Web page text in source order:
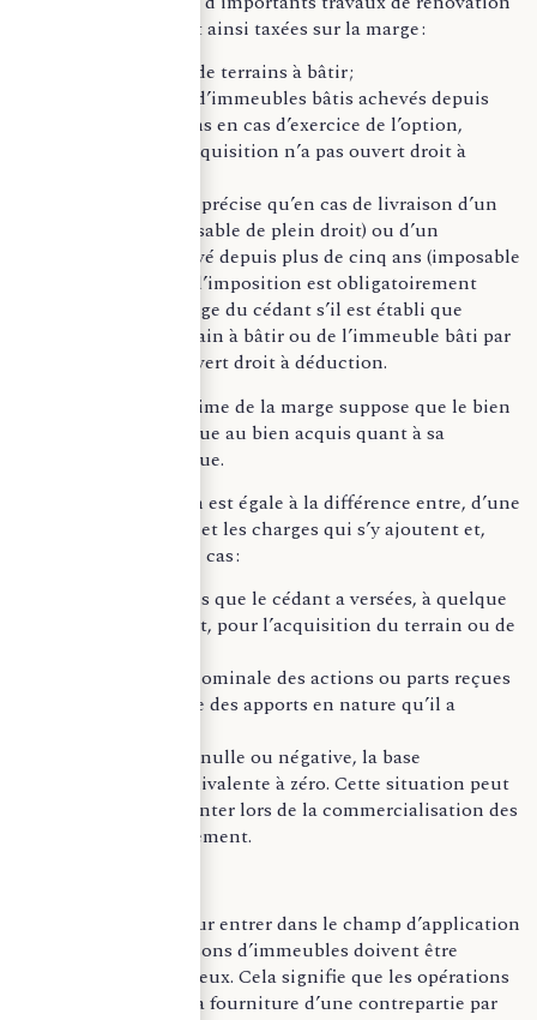
ont été réalisés. Sont ainsi taxées sur la marge :
Les livraisons de terrains à bâtir ;
Les livraisons d’immeubles bâtis achevés depuis
plus de cinq ans en cas d’exercice de l’option,
lorsque leur acquisition n’a pas ouvert droit à
L’article 268 du CGI précise qu’en cas de livraison d’un
terrain à bâtir (imposable de plein droit) ou d’un
immeuble bâti achevé depuis plus de cinq ans (imposable
sur option), la base d’imposition est obligatoirement
constituée de la marge du cédant s’il est établi que
l’acquisition du terrain à bâtir ou de l’immeuble bâti par
le cédant n’a pas ouvert droit à déduction.
L’application du régime de la marge suppose que le bien
revendu soit identique au bien acquis quant à sa
qualification juridique.
La base d’imposition est égale à la différence entre, d’une
part, le prix exprimé et les charges qui s’y ajoutent et,
d’autre part, selon le cas :
Soit les sommes que le cédant a versées, à quelque
titre que ce soit, pour l’acquisition du terrain ou de
Soit la valeur nominale des actions ou parts reçues
en contrepartie des apports en nature qu’il a
En cas de marge est nulle ou négative, la base
d’imposition est équivalente à zéro. Cette situation peut
notamment se présenter lors de la commercialisation des
opérations de lotissement.
A titre de rappel, pour entrer dans le champ d’application
de la TVA, les livraisons d’immeubles doivent être
réalisées à titre onéreux. Cela signifie que les opérations
doivent comporter la fourniture d’une contrepartie par